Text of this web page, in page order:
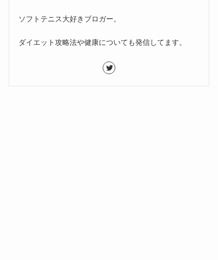
ソフトテニス大好きブロガー。
ダイエット攻略法や健康についても発信してます。